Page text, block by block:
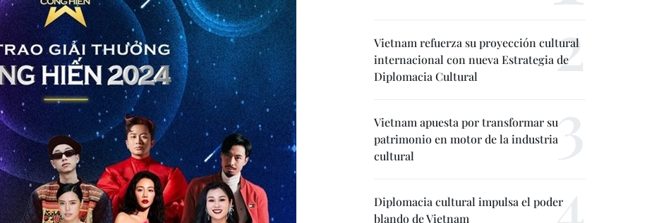
Vietnam refuerza su proyección cultural
internacional con nueva Estrategia de
Diplomacia Cultural
Vietnam apuesta por transformar su
patrimonio en motor de la industria
cultural
Diplomacia cultural impulsa el poder
blando de Vietnam